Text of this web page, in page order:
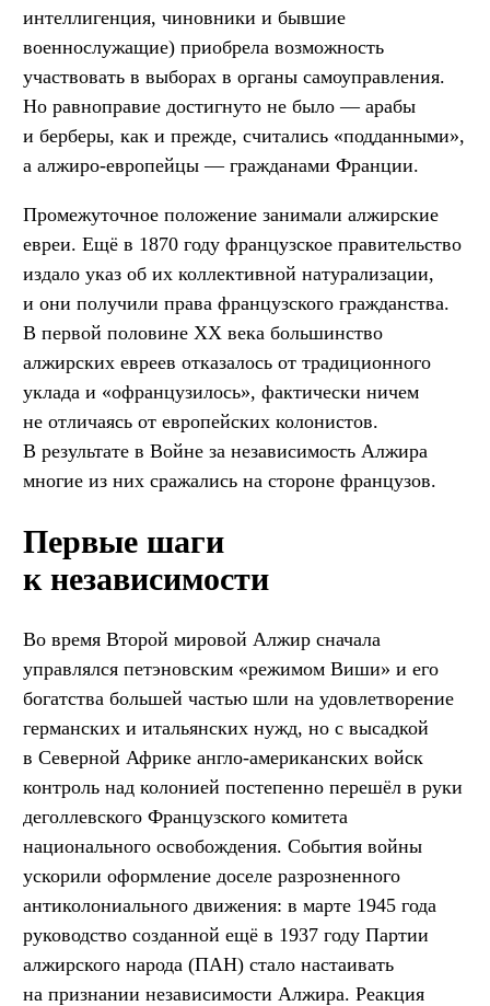
интеллигенция, чиновники и бывшие
военнослужащие) приобрела возможность
участвовать в выборах в органы самоуправления.
Но равноправие достигнуто не было — арабы
и берберы, как и прежде, считались «подданными»,
а алжиро-европейцы — гражданами Франции.
Промежуточное положение занимали алжирские
евреи. Ещё в 1870 году французское правительство
издало указ об их коллективной натурализации,
и они получили права французского гражданства.
В первой половине XX века большинство
алжирских евреев отказалось от традиционного
уклада и «офранцузилось», фактически ничем
не отличаясь от европейских колонистов.
В результате в Войне за независимость Алжира
многие из них сражались на стороне французов.
Первые шаги
к независимости
Во время Второй мировой Алжир сначала
управлялся петэновским «режимом Виши» и его
богатства большей частью шли на удовлетворение
германских и итальянских нужд, но с высадкой
в Северной Африке англо-американских войск
контроль над колонией постепенно перешёл в руки
деголлевского Французского комитета
национального освобождения. События войны
ускорили оформление доселе разрозненного
антиколониального движения: в марте 1945 года
руководство созданной ещё в 1937 году Партии
алжирского народа (ПАН) стало настаивать
на признании независимости Алжира. Реакция